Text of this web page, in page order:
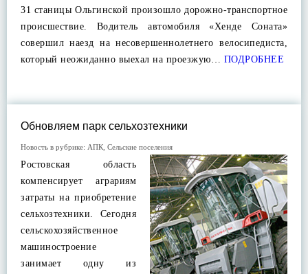
31 станицы Ольгинской произошло дорожно-транспортное
происшествие. Водитель автомобиля «Хенде Соната»
совершил наезд на несовершеннолетнего велосипедиста,
который неожиданно выехал на проезжую… ПОДРОБНЕЕ
Обновляем парк сельхозтехники
Новость в рубрике: АПК Сельские поселения
Ростовская область
компенсирует аграриям
затраты на приобретение
сельхозтехники. Сегодня
сельскохозяйственное
машиностроение
занимает одну из